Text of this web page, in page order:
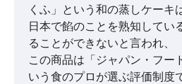
くふ」という和の蒸しケーキ
日本で餡のことを熟知してい
ることができないと言われ、
この商品は「ジャパン・フー
いう食のプロが選ぶ評価制度